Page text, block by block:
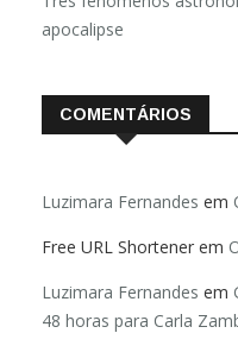
apocalipse
COMENTÁRIOS
Luzimara Fernandes em
Free URL Shortener em
Luzimara Fernandes em
48 horas para Carla